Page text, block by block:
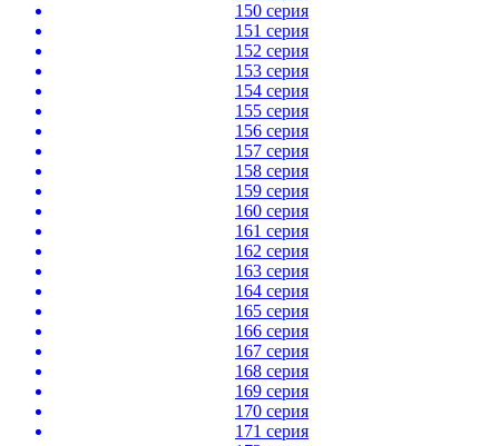
150 серия
151 серия
152 серия
153 серия
154 серия
155 серия
156 серия
157 серия
158 серия
159 серия
160 серия
161 серия
162 серия
163 серия
164 серия
165 серия
166 серия
167 серия
168 серия
169 серия
170 серия
171 серия